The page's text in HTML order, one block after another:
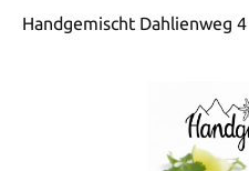
Handgemischt Dahlienweg 4
Bildergalerie überspringen